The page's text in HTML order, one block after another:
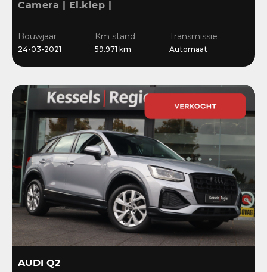
Camera | El.klep |
Bouwjaar
24-03-2021
Km stand
59.971 km
Transmissie
Automaat
AUDI Q2